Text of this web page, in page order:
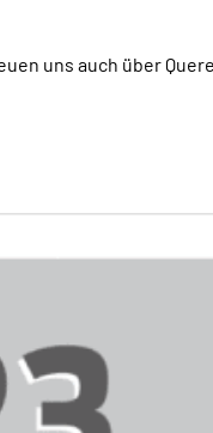
uns auch über